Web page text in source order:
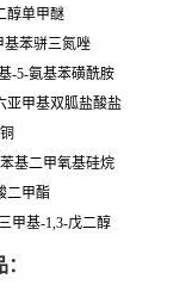
醇单甲醚
基苯骈三氮唑
-5-氨基苯磺酰胺
亚甲基双胍盐酸盐
基二甲氧基硅烷
二甲酯
甲基-1,3-戊二醇